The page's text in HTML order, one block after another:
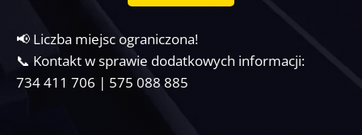
📢 Liczba miejsc ograniczona!
📞 Kontakt w sprawie dodatkowych informacji:
734 411 706 | 575 088 885